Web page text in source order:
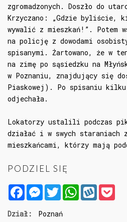
zgromadzonych. Doszło do
Krzyczano: „Gdzie byliście,
wywalić z mieszkań!”.
na policję z dowodami
spisanymi. Żartowano, że w
na zimę po sąsiedzku na
w Poznaniu, znajdujący się
Piaskowej). Po spisaniu
odjechała.
Lokatorzy ustalili podczas
działać i w swych staraniach
mieszkańcami, którzy mają
PODZIEL SIĘ
FacebookMessenger
TwitterWhatsApp
Wykop
Dział: Poznań